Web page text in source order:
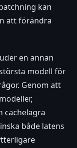
kan
att förändra
en annan
modell för
Genom att
cachelagra
både latens